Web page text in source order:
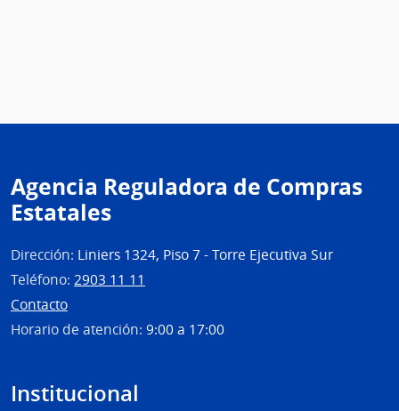
Agencia Reguladora de Compras
Estatales
Dirección: Liniers 1324, Piso 7 - Torre Ejecutiva Sur
Teléfono: 2903 11 11
Contacto
Horario de atención: 9:00 a 17:00
Institucional